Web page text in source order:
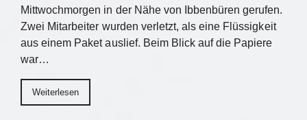
Mittwochmorgen in der Nähe von Ibbenbüren gerufen.
Zwei Mitarbeiter wurden verletzt, als eine Flüssigkeit
aus einem Paket auslief. Beim Blick auf die Papiere
war…
Weiterlesen